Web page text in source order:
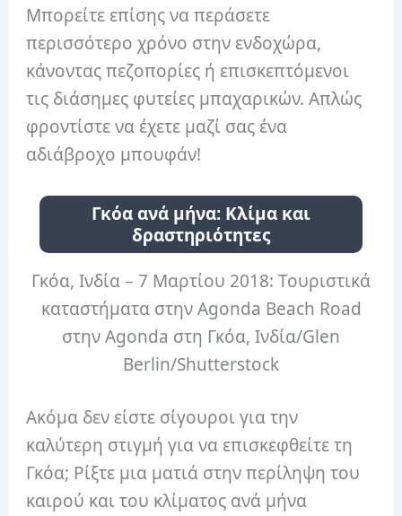
Μπορείτε επίσης να περάσετε
περισσότερο χρόνο στην ενδοχώρα,
κάνοντας πεζοπορίες ή επισκεπτόμενοι
τις διάσημες φυτείες μπαχαρικών. Απλώς
φροντίστε να έχετε μαζί σας ένα
αδιάβροχο μπουφάν!
Γκόα ανά μήνα: Κλίμα και
δραστηριότητες
Γκόα, Ινδία – 7 Μαρτίου 2018: Τουριστικά
καταστήματα στην Agonda Beach Road
στην Agonda στη Γκόα, Ινδία/Glen
Berlin/Shutterstock
Ακόμα δεν είστε σίγουροι για την
καλύτερη στιγμή για να επισκεφθείτε τη
Γκόα; Ρίξτε μια ματιά στην περίληψη του
καιρού και του κλίματος ανά μήνα